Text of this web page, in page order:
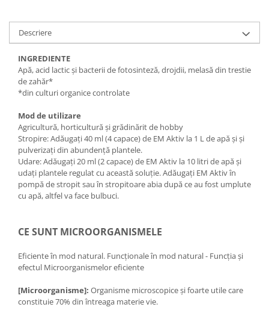
Descriere
INGREDIENTE
Apă, acid lactic și bacterii de fotosinteză, drojdii, melasă din trestie
de zahăr*
*din culturi organice controlate
Mod de utilizare
Agricultură, horticultură și grădinărit de hobby
Stropire: Adăugați 40 ml (4 capace) de EM Aktiv la 1 L de apă și și
pulverizați din abundență plantele.
Udare: Adăugați 20 ml (2 capace) de EM Aktiv la 10 litri de apă și
udați plantele regulat cu această soluție. Adăugați EM Aktiv în
pompă de stropit sau în stropitoare abia după ce au fost umplute
cu apă, altfel va face bulbuci.
CE SUNT MICROORGANISMELE
Eficiente în mod natural. Funcționale în mod natural - Funcția și
efectul Microorganismelor eficiente
[Microorganisme]: Organisme microscopice și foarte utile care
constituie 70% din întreaga materie vie.